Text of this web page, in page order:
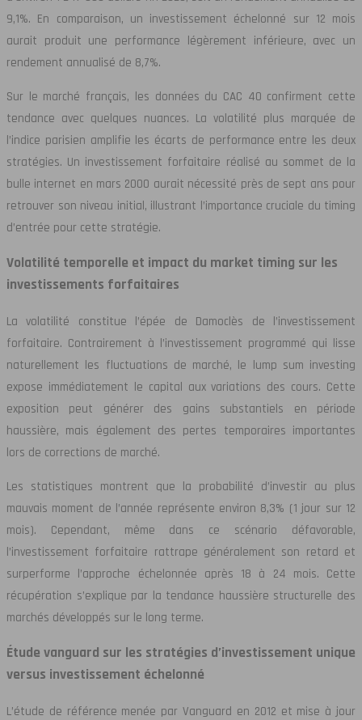
9,1%. En comparaison, un investissement échelonné sur 12 mois
aurait produit une performance légèrement inférieure, avec un
rendement annualisé de 8,7%.
Sur le marché français, les données du CAC 40 confirment cette
tendance avec quelques nuances. La volatilité plus marquée de
l’indice parisien amplifie les écarts de performance entre les deux
stratégies. Un investissement forfaitaire réalisé au sommet de la
bulle internet en mars 2000 aurait nécessité près de sept ans pour
retrouver son niveau initial, illustrant l’importance cruciale du timing
d’entrée pour cette stratégie.
Volatilité temporelle et impact du market timing sur les
investissements forfaitaires
La volatilité constitue l’épée de Damoclès de l’investissement
forfaitaire. Contrairement à l’investissement programmé qui lisse
naturellement les fluctuations de marché, le lump sum investing
expose immédiatement le capital aux variations des cours. Cette
exposition peut générer des gains substantiels en période
haussière, mais également des pertes temporaires importantes
lors de corrections de marché.
Les statistiques montrent que la probabilité d’investir au plus
mauvais moment de l’année représente environ 8,3% (1 jour sur 12
mois). Cependant, même dans ce scénario défavorable,
l’investissement forfaitaire rattrape généralement son retard et
surperforme l’approche échelonnée après 18 à 24 mois. Cette
récupération s’explique par la tendance haussière structurelle des
marchés développés sur le long terme.
Étude vanguard sur les stratégies d’investissement unique
versus investissement échelonné
L’étude de référence menée par Vanguard en 2012 et mise à jour